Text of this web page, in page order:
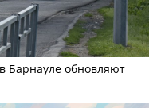
Барнауле обновляют